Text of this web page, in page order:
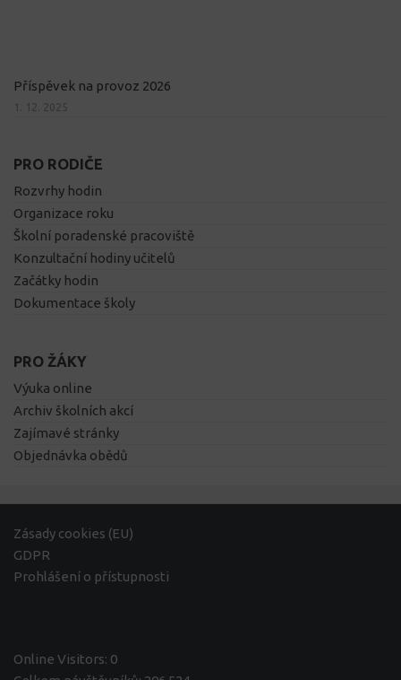
Příspěvek na provoz 2026
1. 12. 2025
PRO RODIČE
Rozvrhy hodin
Organizace roku
Školní poradenské pracoviště
Konzultační hodiny učitelů
Začátky hodin
Dokumentace školy
PRO ŽÁKY
Výuka online
Archiv školních akcí
Zajímavé stránky
Objednávka obědů
Zásady cookies (EU)
GDPR
Prohlášení o přístupnosti
Online Visitors: 0